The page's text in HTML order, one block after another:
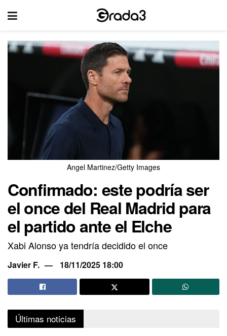
Angel Martinez/Getty Images
Confirmado: este podría ser
el once del Real Madrid para
el partido ante el Elche
Xabi Alonso ya tendría decidido el once
Javier F. 18/11/2025 18:00
Últimas noticias